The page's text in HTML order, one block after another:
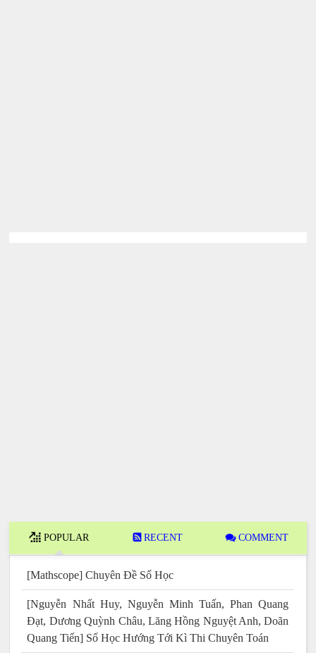
POPULAR RECENT COMMENT
[Mathscope] Chuyên Đề Số Học
[Nguyễn Nhất Huy, Nguyễn Minh Tuấn, Phan Quang
Đạt, Dương Quỳnh Châu, Lăng Hồng Nguyệt Anh, Doãn
Quang Tiến] Số Học Hướng Tới Kì Thi Chuyên Toán